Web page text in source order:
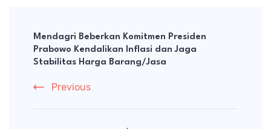
Navigation
Mendagri Beberkan Komitmen Presiden
Prabowo Kendalikan Inflasi dan Jaga
Stabilitas Harga Barang/Jasa
Previous